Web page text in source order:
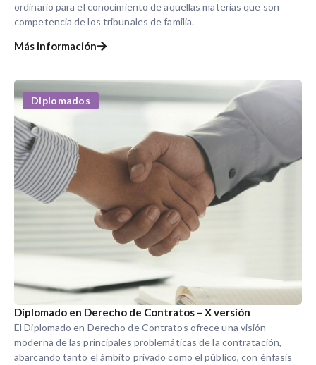
ordinario para el conocimiento de aquellas materias que son
competencia de los tribunales de familia.
Más información
Diplomados
Diplomado en Derecho de Contratos – X versión
El Diplomado en Derecho de Contratos ofrece una visión
moderna de las principales problemáticas de la contratación,
abarcando tanto el ámbito privado como el público, con énfasis